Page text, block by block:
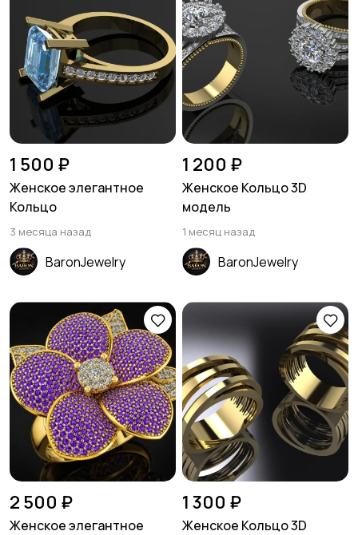
1 500 ₽
Женское элегантное
Кольцо
3 месяца назад
BaronJewelry
1 200 ₽
Женское Кольцо 3D
модель
1 месяц назад
BaronJewelry
2 500 ₽
Женское элегантное
1 300 ₽
Женское Кольцо 3D